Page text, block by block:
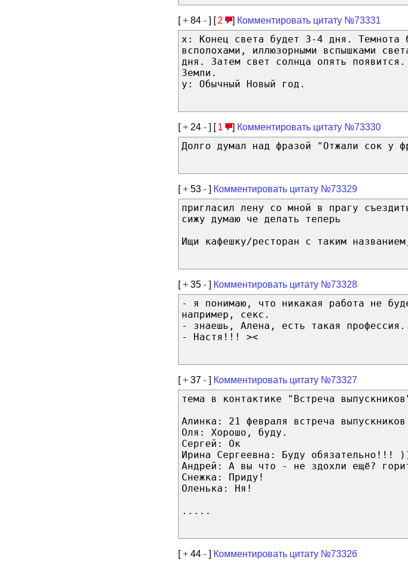
[+ 84 - ] [ 2 ] Комментировать цитату №73331
x: Конец света будет 3-4 дня. Темнота
всполохами, иллюзорными вспышками
дня. Затем свет солнца опять появится.
Земли.
y: Обычный Новый год.
[+ 24 - ] [ 1 ] Комментировать цитату №73330
Долго думал над фразой "Отжали сок у
[+ 53 - ] Комментировать цитату №73329
пригласил лену со мной в прагу
сижу думаю че делать теперь
Ищи кафешку/ресторан с таким
[+ 35 - ] Комментировать цитату №73328
- я понимаю, что никакая работа не
например, секс.
- знаешь, Алена, есть такая
- Настя!!! ><
[+ 37 - ] Комментировать цитату №73327
тема в контактике "Встреча
Алинка: 21 февраля встреча
Оля: Хорошо, буду.
Сергей: Ок
Ирина Сергеевна: Буду обязательно!!!
Андрей: А вы что - не здохли ещё?
Снежка: Приду!
Оленька: Ня!
.....
[+ 44 - ] Комментировать цитату №73326